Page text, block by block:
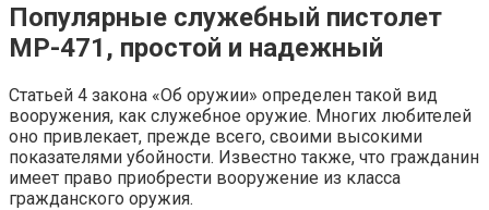
Популярные служебный пистолет
МР-471, простой и надежный
Статьей 4 закона «Об оружии» определен такой вид
вооружения, как служебное оружие. Многих любителей
оно привлекает, прежде всего, своими высокими
показателями убойности. Известно также, что гражданин
имеет право приобрести вооружение из класса
гражданского оружия.